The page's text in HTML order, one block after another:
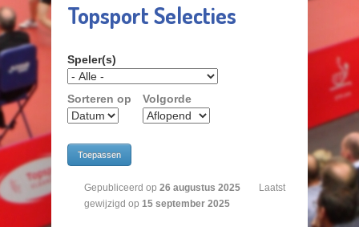
Topsport Selecties
Speler(s)
Sorteren op Volgorde
Gepubliceerd op 26 augustus 2025
Laatst
gewijzigd op 15 september 2025